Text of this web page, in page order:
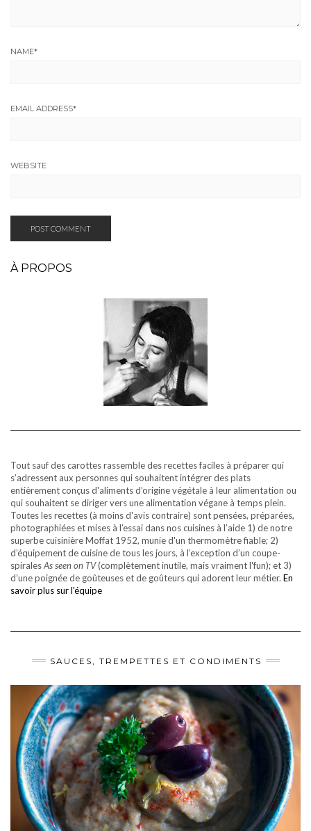
NAME*
EMAIL ADDRESS*
WEBSITE
À PROPOS
Tout sauf des carottes rassemble des recettes faciles à préparer qui
s’adressent aux personnes qui souhaitent intégrer des plats
entièrement conçus d'aliments d’origine végétale à leur alimentation ou
qui souhaitent se diriger vers une alimentation végane à temps plein.
Toutes les recettes (à moins d'avis contraire) sont pensées, préparées,
photographiées et mises à l’essai dans nos cuisines à l’aide 1) de notre
superbe cuisinière Moffat 1952, munie d'un thermomètre fiable; 2)
d’équipement de cuisine de tous les jours, à l’exception d’un coupe-
spiralesAs seen on TV(complètement inutile, mais vraiment l'fun); et 3)
d’une poignée de goûteuses et de goûteurs qui adorent leur métier. En
savoir plus sur l'équipe
SAUCES, TREMPETTES ET CONDIMENTS